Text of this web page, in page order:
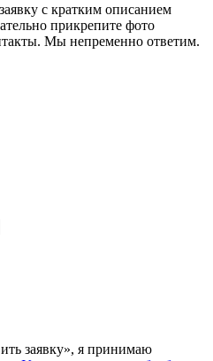
с кратким описанием
прикрепите фото
Мы непременно ответим.
заявку», я принимаю